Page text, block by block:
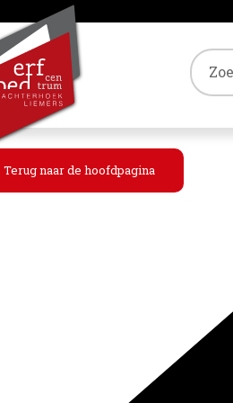
Terug naar de hoofdpagina